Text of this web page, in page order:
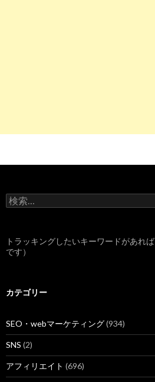
検
索
トラッキングしたいキーワードがあれば
です）
カテゴリー
SEO・webマーケティング(934)
SNS (2)
アフィリエイト (696)